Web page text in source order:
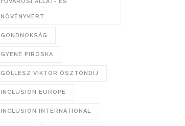
NÖVÉNYKERT
GONDNOKSÁG
GYENE PIROSKA
GÖLLESZ VIKTOR ÖSZTÖNDÍJ
INCLUSION EUROPE
INCLUSION INTERNATIONAL